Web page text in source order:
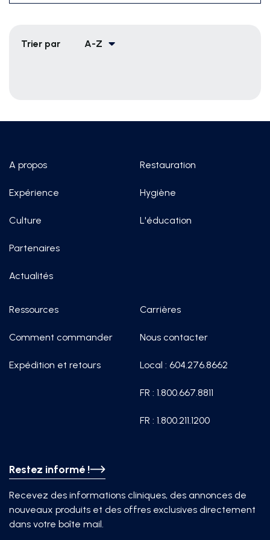
Trier par A-Z
Restez informé !
Recevez des informations cliniques, des annonces de
nouveaux produits et des offres exclusives directement
dans votre boîte mail.
A propos
Expérience
Culture
Partenaires
Actualités
Restauration
Hygiène
L'éducation
Ressources
Comment commander
Expédition et retours
Carrières
Nous contacter
Local : 604.276.8662
FR : 1.800.667.8811
FR : 1.800.211.1200